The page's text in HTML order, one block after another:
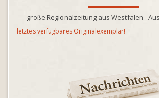
große Regionalzeitung aus Westfalen -
letztes verfügbares Originalexemplar!